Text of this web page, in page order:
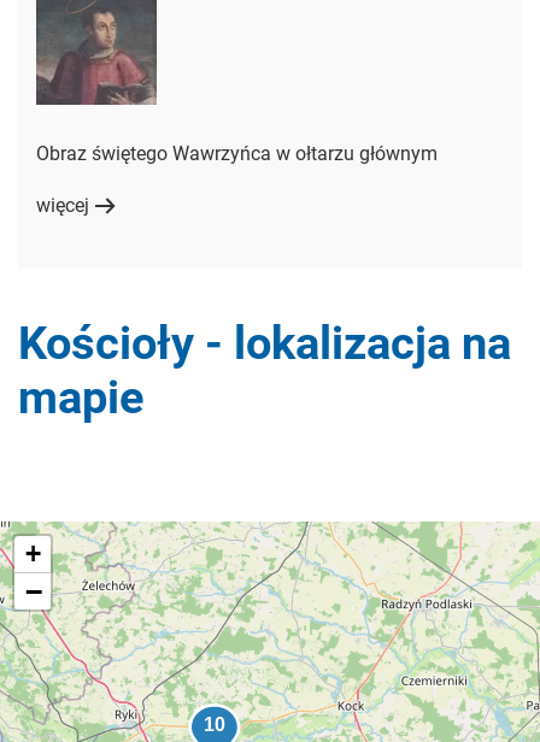
Obraz świętego Wawrzyńca w ołtarzu głównym
więcej
Kościoły - lokalizacja na
mapie
+
−